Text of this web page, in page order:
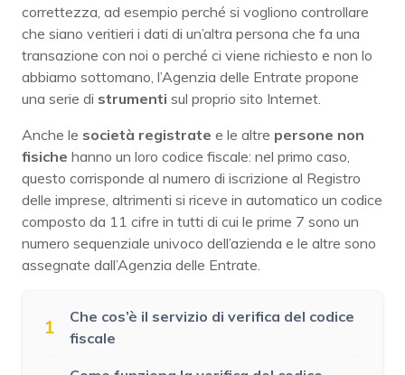
correttezza, ad esempio perché si vogliono controllare
che siano veritieri i dati di un’altra persona che fa una
transazione con noi o perché ci viene richiesto e non lo
abbiamo sottomano, l’Agenzia delle Entrate propone
una serie di strumenti sul proprio sito Internet.
Anche le società registrate e le altre persone non
fisiche hanno un loro codice fiscale: nel primo caso,
questo corrisponde al numero di iscrizione al Registro
delle imprese, altrimenti si riceve in automatico un codice
composto da 11 cifre in tutti di cui le prime 7 sono un
numero sequenziale univoco dell’azienda e le altre sono
assegnate dall’Agenzia delle Entrate.
1
Che cos’è il servizio di verifica del codice
fiscale